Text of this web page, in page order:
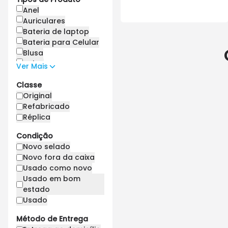
Armani
Aston Martin
Asus
Autosonnic
Baofeng
Bape star
Bentley
Borrego
Bosch
Braun
Burberry
Bvot
BYD
Calus
Canon
Carrefour
Casio
Chanel
Chery
Anel
Auriculares
Bateria de laptop
Bateria para Celular
Blusa
Bolsa
Bombinha
Bota Feminina
Bota Masculina
Cabo de
Cabos de
alimentação
Cabos de imagem
Cachecol
Cadeira
Calça Feminina
Calça Masculina
Calções
Câmera de
Ver Mais
Classe
Original
Refabricado
Réplica
Condição
Novo selado
Novo fora da caixa
Usado como novo
Usado em bom
estado
Usado
Método de Entrega